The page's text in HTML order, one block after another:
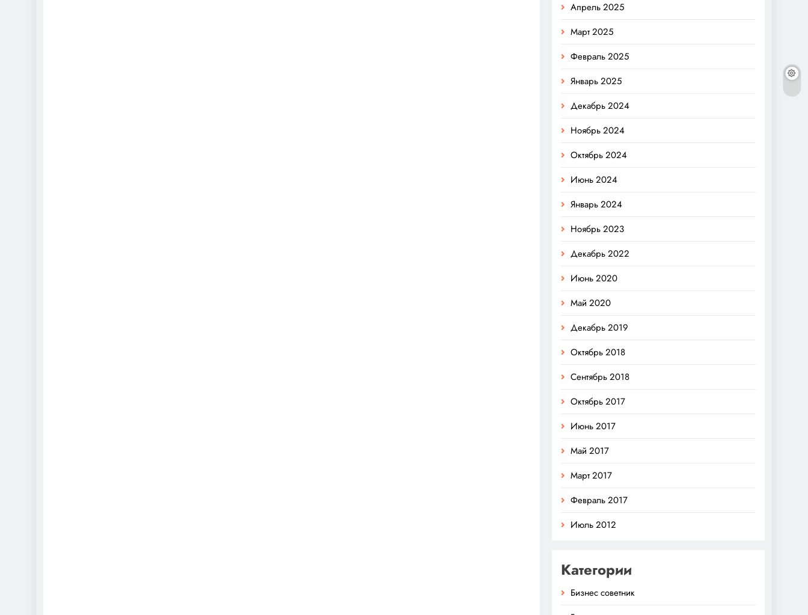
Апрель 2025
Март 2025
Февраль 2025
Январь 2025
Декабрь 2024
Ноябрь 2024
Октябрь 2024
Июнь 2024
Январь 2024
Ноябрь 2023
Декабрь 2022
Июнь 2020
Май 2020
Декабрь 2019
Октябрь 2018
Сентябрь 2018
Октябрь 2017
Июнь 2017
Май 2017
Март 2017
Февраль 2017
Июль 2012
Категории
Бизнес советник